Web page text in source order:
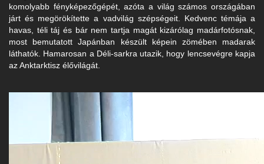
komolyabb fényképezőgépét, azóta a világ számos országában
járt és megörökítette a vadvilág szépségeit. Kedvenc témája a
havas, téli táj és bár nem tartja magát kizárólag madárfotósnak,
most bemutatott Japánban készült képein zömében madarak
láthatók. Hamarosan a Déli-sarkra utazik, hogy lencsevégre kapja
az Anktarktisz élővilágát.